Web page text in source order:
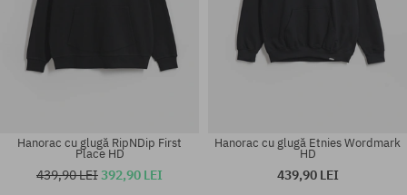
Hanorac cu glugă RipNDip First
Place HD
439,90 LEI392,90 LEI
Hanorac cu glugă Etnies Wordmark
HD
439,90 LEI